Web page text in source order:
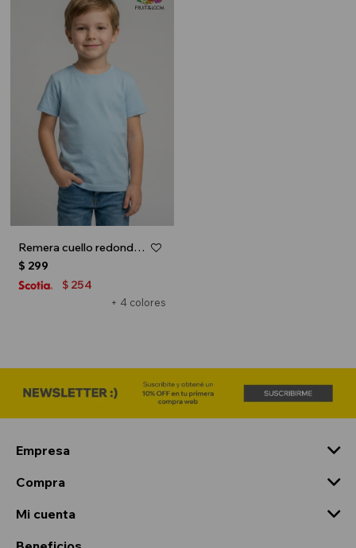
Remera cuello redondo ICONIC 150 - UNISEX - Celeste
+ 4 colores
$ 299
$ 254
Empresa
Compra
Mi cuenta